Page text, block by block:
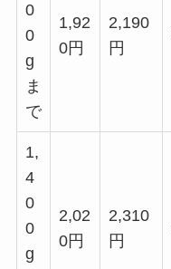
0
0
g
ま
で
1,92
0円
2,190
円
1,
4
0
0
g
2,02
0円
2,310
円